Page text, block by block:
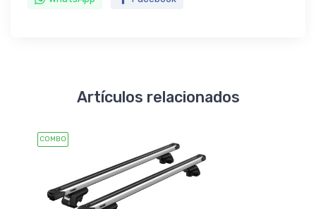
Artículos relacionados
COMBO